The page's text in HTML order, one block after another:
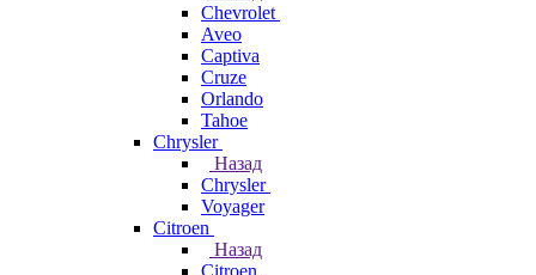
Chevrolet
Aveo
Captiva
Cruze
Orlando
Tahoe
Chrysler
Назад
Chrysler
Voyager
Citroen
Назад
Citroen